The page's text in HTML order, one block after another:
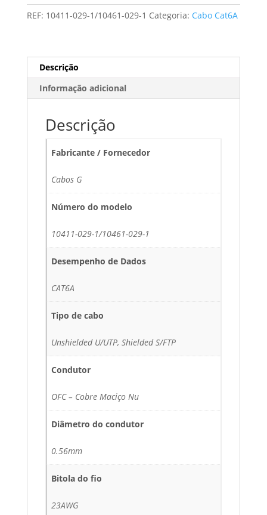
Network
23AWG
OFC
Cat
Cable
REF: 10411-029-1/10461-029-1 Categoria: Cabo Cat6A
Descrição
Informação adicional
Descrição
Fabricante / Fornecedor
Cabos G
Número do modelo
10411-029-1/10461-029-1
Desempenho de Dados
CAT6A
Tipo de cabo
Unshielded U/UTP, Shielded S/FTP
Condutor
OFC – Cobre Maciço Nu
Diâmetro do condutor
0.56mm
Bitola do fio
23AWG